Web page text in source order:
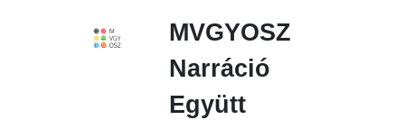
MVGYOSZ
Narráció
Együtt